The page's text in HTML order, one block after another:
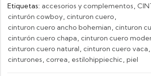
Etiquetas: accesorios y complementos,
cinturón cowboy, cinturon cuero,
cinturon cuero ancho bohemian, cinturon
cinturón cuero chapa, cinturon cuero
cinturon cuero natural, cinturon cuero vaca,
cinturones, correa, estilohippiechic, piel